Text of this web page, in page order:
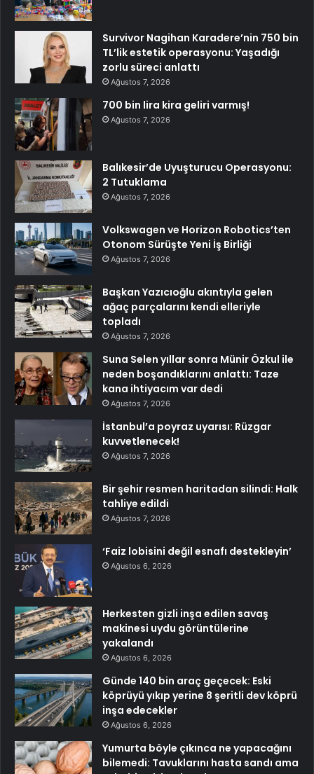
Survivor Nagihan Karadere’nin 750 bin
TL’lik estetik operasyonu: Yaşadığı
zorlu süreci anlattı
Ağustos 7, 2026
700 bin lira kira geliri varmış!
Ağustos 7, 2026
Balıkesir’de Uyuşturucu Operasyonu:
2 Tutuklama
Ağustos 7, 2026
Volkswagen ve Horizon Robotics’ten
Otonom Sürüşte Yeni İş Birliği
Ağustos 7, 2026
Başkan Yazıcıoğlu akıntıyla gelen
ağaç parçalarını kendi elleriyle
topladı
Ağustos 7, 2026
Suna Selen yıllar sonra Münir Özkul ile
neden boşandıklarını anlattı: Taze
kana ihtiyacım var dedi
Ağustos 7, 2026
İstanbul’a poyraz uyarısı: Rüzgar
kuvvetlenecek!
Ağustos 7, 2026
Bir şehir resmen haritadan silindi: Halk
tahliye edildi
Ağustos 7, 2026
‘Faiz lobisini değil esnafı destekleyin’
Ağustos 6, 2026
Herkesten gizli inşa edilen savaş
makinesi uydu görüntülerine
yakalandı
Ağustos 6, 2026
Günde 140 bin araç geçecek: Eski
köprüyü yıkıp yerine 8 şeritli dev köprü
inşa edecekler
Ağustos 6, 2026
Yumurta böyle çıkınca ne yapacağını
bilemedi: Tavuklarını hasta sandı ama